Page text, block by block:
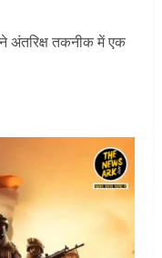
तकनीक में एक